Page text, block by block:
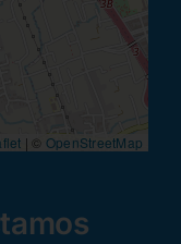
| © OpenStreetMap